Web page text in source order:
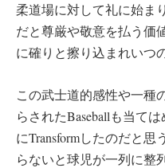
柔道場に対して礼に始ま
だと尊厳や敬意を払う価
に確りと擦り込まれいつ
この武士道的感性や一種
らされたBaseballも当て
にTransformしたのだと
らないと球児が一列に整